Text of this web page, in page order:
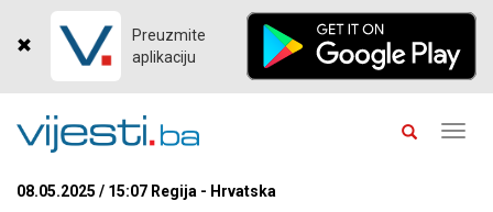
Preuzmite
aplikaciju
08.05.2025 / 15:07 Regija - Hrvatska